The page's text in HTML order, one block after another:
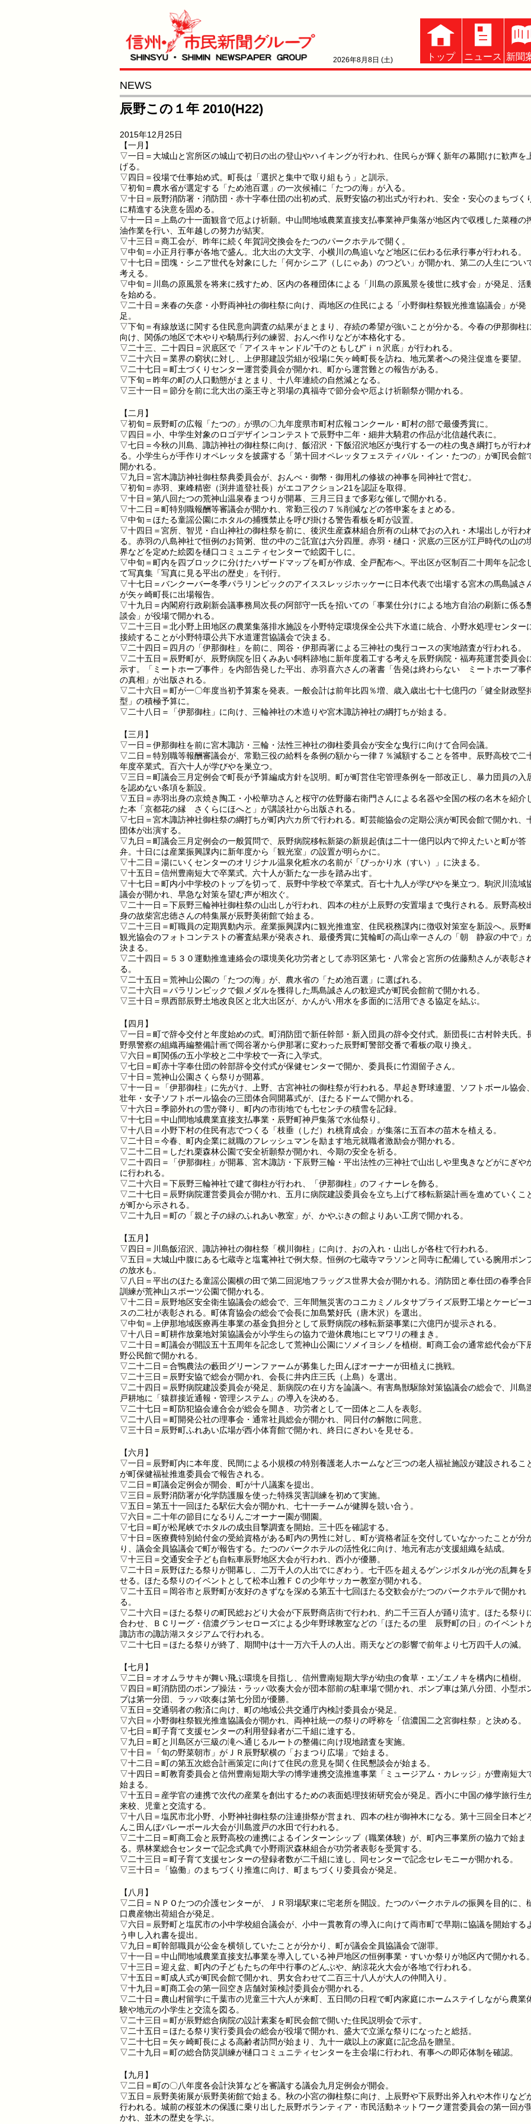
2026年8月8日 (土) トップ ニュース 新聞
NEWS
辰野この１年 2010(H22)
2015年12月25日
【一月】
▽一日＝大城山と宮所区の城山で初日の出の登山やハイキングが行われ、住民らが輝く新年の幕開けに歓声を
げる。
▽四日＝役場で仕事始め式。町長は「選択と集中で取り組もう」と訓示。
▽初旬＝農水省が選定する「ため池百選」の一次候補に「たつの海」が入る。
▽十日＝辰野消防署・消防団・赤十字奉仕団の出初め式、辰野安協の初出式が行われ、安全・安心のまちづく
に精進する決意を固める。
▽十一日＝上島の十一面観音で厄よけ祈願。中山間地域農業直接支払事業神戸集落が地区内で収穫した菜種の
油作業を行い、五年越しの努力が結実。
▽十三日＝商工会が、昨年に続く年賀詞交換会をたつのパークホテルで開く。
▽中旬＝小正月行事が各地で盛ん。北大出の大文字、小横川の鳥追いなど地区に伝わる伝承行事が行われる。
▽十七日＝団塊・シニア世代を対象にした「何かシニア（しにゃあ）のつどい」が開かれ、第二の人生につい
考える。
▽中旬＝川島の原風景を将来に残すため、区内の各種団体による「川島の原風景を後世に残す会」が発足、活
を始める。
▽二十日＝来春の矢彦・小野両神社の御柱祭に向け、両地区の住民による「小野御柱祭観光推進協議会」が発
足。
▽下旬＝有線放送に関する住民意向調査の結果がまとまり、存続の希望が強いことが分かる。今春の伊那御柱
向け、関係の地区で木やりや騎馬行列の練習、おんべ作りなどが本格化する。
▽二十三、二十四日＝沢底区で「アイスキャンドル”千のともしび”ｉｎ沢底」が行われる。
▽二十六日＝業界の窮状に対し、上伊那建設労組が役場に矢ヶ崎町長を訪ね、地元業者への発注促進を要望。
▽二十七日＝町土づくりセンター運営委員会が開かれ、町から運営難との報告がある。
▽下旬＝昨年の町の人口動態がまとまり、十八年連続の自然減となる。
▽三十一日＝節分を前に北大出の薬王寺と羽場の真福寺で節分会や厄よけ祈願祭が開かれる。
【二月】
▽初旬＝辰野町の広報「たつの」が県の〇九年度県市町村広報コンクール・町村の部で最優秀賞に。
▽四日＝小、中学生対象のロゴデザインコンテストで辰野中二年・細井大騎君の作品が北信越代表に。
▽七日＝今秋の川島、諏訪神社の御柱祭に向け、飯沼沢・下飯沼沢地区が曳行する一の柱の曳き綱打ちが行わ
る。小学生らが手作りオペレッタを披露する「第十回オペレッタフェスティバル・イン・たつの」が町民会館
開かれる。
▽九日＝宮木諏訪神社御柱祭典委員会が、おんべ・御幣・御用札の修祓の神事を同神社で営む。
▽初旬＝赤羽、東峰精密（渕井道登社長）がエコアクション21を認証を取得。
▽十日＝第八回たつの荒神山温泉春まつりが開幕、三月三日まで多彩な催しで開かれる。
▽十二日＝町特別職報酬等審議会が開かれ、常勤三役の７％削減などの答申案をまとめる。
▽中旬＝ほたる童謡公園にホタルの捕獲禁止を呼び掛ける警告看板を町が設置。
▽十四日＝宮所、智児・白山神社の御柱祭を前に、後沢生産森林組合所有の山林でおの入れ・木場出しが行わ
る。赤羽の八島神社で恒例のお筒粥、世の中のご託宣は六分四厘。赤羽・樋口・沢底の三区が江戸時代の山の
界などを定めた絵図を樋口コミュニティセンターで絵図干しに。
▽中旬＝町内を四ブロックに分けたハザードマップを町が作成、全戸配布へ。平出区が区制百二十周年を記念
て写真集「写真に見る平出の歴史」を刊行。
▽十七日＝バンクーバー冬季パラリンピックのアイススレッジホッケーに日本代表で出場する宮木の馬島誠さ
が矢ヶ崎町長に出場報告。
▽十九日＝内閣府行政刷新会議事務局次長の阿部守一氏を招いての「事業仕分けによる地方自治の刷新に係る
談会」が役場で開かれる。
▽二十三日＝北小野上田地区の農業集落排水施設を小野特定環境保全公共下水道に統合、小野水処理センター
接続することが小野特環公共下水道運営協議会で決まる。
▽二十四日＝四月の「伊那御柱」を前に、岡谷・伊那両署による三神社の曳行コースの実地踏査が行われる。
▽二十五日＝辰野町が、辰野病院を旧くみあい飼料跡地に新年度着工する考えを辰野病院・福寿苑運営委員会
示す。「ミートホープ事件」を内部告発した平出、赤羽喜六さんの著書「告発は終わらない ミートホープ事
の真相」が出版される。
▽二十六日＝町が一〇年度当初予算案を発表。一般会計は前年比四％増、歳入歳出七十七億円の「健全財政堅
型」の積極予算に。
▽二十八日＝「伊那御柱」に向け、三輪神社の木造りや宮木諏訪神社の綱打ちが始まる。
【三月】
▽一日＝伊那御柱を前に宮木諏訪・三輪・法性三神社の御柱委員会が安全な曳行に向けて合同会議。
▽二日＝特別職等報酬審議会が、常勤三役の給料を条例の額から一律７％減額することを答申。辰野高校で二
年度卒業式。百六十人が学びやを巣立つ。
▽三日＝町議会三月定例会で町長が予算編成方針を説明。町が町営住宅管理条例を一部改正し、暴力団員の入
を認めない条項を新設。
▽五日＝赤羽出身の京焼き陶工・小松華功さんと桜守の佐野藤右衛門さんによる名器や全国の桜の名木を紹介
た本「京都花の縁 さくらにほへと」が講談社から出版される。
▽七日＝宮木諏訪神社御柱祭の綱打ちが町内六カ所で行われる。町芸能協会の定期公演が町民会館で開かれ、
団体が出演する。
▽九日＝町議会三月定例会の一般質問で、辰野病院移転新築の新規起債は二十一億円以内で抑えたいと町が答
弁。十日には産業振興課内に新年度から「観光室」の設置が明らかに。
▽十二日＝湯にいくセンターのオリジナル温泉化粧水の名前が「ぴっかり水（すい）」に決まる。
▽十五日＝信州豊南短大で卒業式。六十人が新たな一歩を踏み出す。
▽十七日＝町内小中学校のトップを切って、辰野中学校で卒業式。百七十九人が学びやを巣立つ。駒沢川流域
議会が開かれ、早急な対策を望む声が相次ぐ。
▽二十一日＝下辰野三輪神社御柱祭の山出しが行われ、四本の柱が上辰野の安置場まで曳行される。辰野高校
身の故柴宮忠徳さんの特集展が辰野美術館で始まる。
▽二十三日＝町職員の定期異動内示。産業振興課内に観光推進室、住民税務課内に徴収対策室を新設へ。辰野
観光協会のフォトコンテストの審査結果が発表され、最優秀賞に箕輪町の高山幸一さんの「朝 静寂の中で」
決まる。
▽二十四日＝５３０運動推進連絡会の環境美化功労者として赤羽区第七・八常会と宮所の佐藤勲さんが表彰さ
る。
▽二十五日＝荒神山公園の「たつの海」が、農水省の「ため池百選」に選ばれる。
▽二十六日＝パラリンピックで銀メダルを獲得した馬島誠さんの歓迎式が町民会館前で開かれる。
▽三十日＝県西部辰野土地改良区と北大出区が、かんがい用水を多面的に活用できる協定を結ぶ。
【四月】
▽一日＝町で辞令交付と年度始めの式。町消防団で新任幹部・新入団員の辞令交付式。新団長に古村幹夫氏。
野県警察の組織再編整備計画で岡谷署から伊那署に変わった辰野町警部交番で看板の取り換え。
▽六日＝町関係の五小学校と二中学校で一斉に入学式。
▽七日＝町赤十字奉仕団の幹部辞令交付式が保健センターで開か、委員長に竹淵留子さん。
▽十日＝荒神山公園さくら祭りが開幕。
▽十一日＝「伊那御柱」に先がけ、上野、古宮神社の御柱祭が行われる。早起き野球連盟、ソフトボール協会、
壮年・女子ソフトボール協会の三団体合同開幕式が、ほたるドームで開かれる。
▽十六日＝季節外れの雪が降り、町内の市街地でも七センチの積雪を記録。
▽十七日＝中山間地域農業直接支払事業・辰野町神戸集落で水仙祭り。
▽十八日＝小野下村の住民有志でつくる「枝垂（しだ）れ桃育成会」が集落に五百本の苗木を植える。
▽二十日＝今春、町内企業に就職のフレッシュマンを励ます地元就職者激励会が開かれる。
▽二十二日＝しだれ栗森林公園で安全祈願祭が開かれ、今期の安全を祈る。
▽二十四日＝「伊那御柱」が開幕、宮木諏訪・下辰野三輪・平出法性の三神社で山出しや里曳きなどがにぎや
に行われる。
▽二十六日＝下辰野三輪神社で建て御柱が行われ、「伊那御柱」のフィナーレを飾る。
▽二十七日＝辰野病院運営委員会が開かれ、五月に病院建設委員会を立ち上げて移転新築計画を進めていくこ
が町から示される。
▽二十九日＝町の「親と子の緑のふれあい教室」が、かやぶきの館よりあい工房で開かれる。
【五月】
▽四日＝川島飯沼沢、諏訪神社の御柱祭「横川御柱」に向け、おの入れ・山出しが各柱で行われる。
▽五日＝大城山中腹にある七蔵寺と塩竃神社で例大祭。恒例の七蔵寺マラソンと同寺に配備している腕用ポン
の放水も。
▽八日＝平出のほたる童謡公園横の田で第二回泥地フラッグス世界大会が開かれる。消防団と奉仕団の春季合
訓練が荒神山スポーツ公園で開かれる。
▽十二日＝辰野地区安全衛生協議会の総会で、三年間無災害のコニカミノルタサプライズ辰野工場とケーピー
スの二社が表彰される。町体育協会の総会で会長に加島繁好氏（唐木沢）を選出。
▽中旬＝上伊那地域医療再生事業の基金負担分として辰野病院の移転新築事業に六億円が提示される。
▽十八日＝町耕作放棄地対策協議会が小学生らの協力で遊休農地にヒマワリの種まき。
▽二十日＝町議会が開設五十五周年を記念して荒神山公園にソメイヨシノを植樹。町商工会の通常総代会が下
野公民館で開かれる。
▽二十二日＝合鴨農法の藪田グリーンファームが募集した田んぼオーナーが田植えに挑戦。
▽二十三日＝辰野安協で総会が開かれ、会長に井内庄三氏（上島）を選出。
▽二十四日＝辰野病院建設委員会が発足、新病院の在り方を論議へ。有害鳥獣駆除対策協議会の総会で、川島
戸耕地に「猿群接近通報・管理システム」の導入を決める。
▽二十七日＝町防犯協会連合会が総会を開き、功労者として一団体と二人を表彰。
▽二十八日＝町開発公社の理事会・通常社員総会が開かれ、同日付の解散に同意。
▽三十日＝辰野町ふれあい広場が西小体育館で開かれ、終日にぎわいを見せる。
【六月】
▽一日＝辰野町内に本年度、民間による小規模の特別養護老人ホームなど三つの老人福祉施設が建設されるこ
が町保健福祉推進委員会で報告される。
▽二日＝町議会定例会が開会、町が十八議案を提出。
▽三日＝辰野消防署が化学防護服を使った特殊災害訓練を初めて実施。
▽五日＝第五十一回ほたる駅伝大会が開かれ、七十一チームが健脚を競い合う。
▽六日＝二十年の節目になるりんごオーナー園が開園。
▽七日＝町が松尾峡でホタルの成虫目撃調査を開始。三十匹を確認する。
▽十日＝医療費特別給付金の受給資格がある町内の男性に対し、町が資格者証を交付していなかったことが分
り、議会全員協議会で町が報告する。たつのパークホテルの活性化に向け、地元有志が支援組織を結成。
▽十三日＝交通安全子ども自転車辰野地区大会が行われ、西小が優勝。
▽二十日＝辰野ほたる祭りが開幕し、二万千人の人出でにぎわう。七千匹を超えるゲンジボタルが光の乱舞を
せる。ほたる祭りのイベントとして松本山雅ＦＣの少年サッカー教室が開かれる。
▽二十五日＝岡谷市と辰野町が友好のきずなを深める第五十七回ほたる交歓会がたつのパークホテルで開かれ
る。
▽二十六日＝ほたる祭りの町民総おどり大会が下辰野商店街で行われ、約二千三百人が踊り流す。ほたる祭り
合わせ、ＢＣリーグ・信濃グランセローズによる少年野球教室などの「ほたるの里 辰野町の日」のイベント
諏訪市の諏訪湖スタジアムで行われる。
▽二十七日＝ほたる祭りが終了、期間中は十一万六千人の人出。雨天などの影響で前年より七万四千人の減。
【七月】
▽二日＝オオムラサキが舞い飛ぶ環境を目指し、信州豊南短期大学が幼虫の食草・エゾエノキを構内に植樹。
▽四日＝町消防団のポンプ操法・ラッパ吹奏大会が団本部前の駐車場で開かれ、ポンプ車は第八分団、小型ポ
プは第一分団、ラッパ吹奏は第七分団が優勝。
▽五日＝交通弱者の救済に向け、町の地域公共交通庁内検討委員会が発足。
▽六日＝小野御柱祭観光推進協議会が開かれ、両神社統一の祭りの呼称を「信濃国二之宮御柱祭」と決める。
▽七日＝町子育て支援センターの利用登録者が二千組に達する。
▽九日＝町と川島区が三級の滝へ通じるルートの整備に向け現地踏査を実施。
▽十日＝「旬の野菜朝市」がＪＲ辰野駅横の「おまつり広場」で始まる。
▽十二日＝町の第五次総合計画策定に向けて住民の意見を聞く住民懇談会が始まる。
▽十四日＝町教育委員会と信州豊南短期大学の博学連携交流推進事業「ミュージアム・カレッジ」が豊南短大
始まる。
▽十五日＝産学官の連携で次代の産業を創出するための表面処理技術研究会が発足。西小に中国の修学旅行生
来校、児童と交流する。
▽十八日＝塩尻市北小野、小野神社御柱祭の注連掛祭が営まれ、四本の柱が御神木になる。第十三回全日本ど
んこ田んぼバレーボール大会が川島渡戸の水田で行われる。
▽二十二日＝町商工会と辰野高校の連携によるインターンシップ（職業体験）が、町内三事業所の協力で始ま
る。県林業総合センターで記念式典で小野雨沢森林組合が功労者表彰を受賞する。
▽二十三日＝町子育て支援センターの登録者数が二千組に達し、同センターで記念セレモニーが開かれる。
▽三十日＝「協働」のまちづくり推進に向け、町まちづくり委員会が発足。
【八月】
▽二日＝ＮＰＯたつの介護センターが、ＪＲ羽場駅東に宅老所を開設。たつのパークホテルの振興を目的に、
口農産物出荷組合が発足。
▽六日＝辰野町と塩尻市の小中学校組合議会が、小中一貫教育の導入に向けて両市町で早期に協議を開始する
う申し入れ書を提出。
▽九日＝町幹部職員が公金を横領していたことが分かり、町が議会全員協議会で謝罪。
▽十一日＝中山間地域農業直接支払事業を導入している神戸地区の恒例事業・すいか祭りが地区内で開かれる。
▽十三日＝迎え盆、町内の子どもたちの年中行事のどんぶや、納涼花火大会が各地で行われる。
▽十五日＝町成人式が町民会館で開かれ、男女合わせて二百三十八人が大人の仲間入り。
▽十九日＝町商工会の第一回空き店舗対策検討委員会が開かれる。
▽二十日＝農山村留学に千葉市の児童三十六人が来町、五日間の日程で町内家庭にホームステイしながら農業
験や地元の小学生と交流を図る。
▽二十三日＝町が辰野総合病院の設計素案を町民会館で開いた住民説明会で示す。
▽二十五日＝ほたる祭り実行委員会の総会が役場で開かれ、盛大で立派な祭りになったと総括。
▽二十七日＝矢ヶ崎町長による高齢者訪問が始まり、九十一歳以上の家庭に記念品を贈呈。
▽二十九日＝町の総合防災訓練が樋口コミュニティセンターを主会場に行われ、有事への即応体制を確認。
【九月】
▽二日＝町の〇八年度各会計決算などを審議する議会九月定例会が開会。
▽五日＝辰野美術展が辰野美術館で始まる。秋の小宮の御柱祭に向け、上辰野や下辰野出斧入れや木作りなど
行われる。城前の桜並木の保護に乗り出した辰野ボランティア・市民活動ネットワーク運営委員会の第一回が
かれ、並木の歴史を学ぶ。